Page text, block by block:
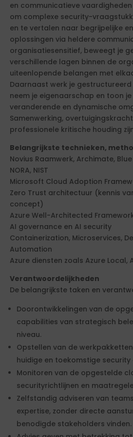
en communicatieve
om complexe security-
en te vertalen naar begrijpelijke
oplossingen via heldere
organisatiesensitief, beweegt je
verschillende lagen binnen de
uiteenlopende belangen met
Daarnaast werk je
neem je eigenaarschap en toon
veranderende en dynamische
Samenwerking,
professionele kritische houding
Belangrijkste technieken,
Novius Raamwerk, Archimate, Blue
NORA, NIST
Microsoft Cloud Adoption
Zero Trust architectuur (kennis
concept)
Azure Well-Architected
AI governance en AI security
Containerization, Microservices,
Automation
Azure diensten zoals Azure Local,
Verantwoordelijkheden
De belangrijkste taken en
Doorontwikkelingen van de
capabilities van strategisch
niveau.
Opstellen van de
huidige en toekomstige security
Monitoren van de opgestelde
securityrichtlijnen en
Zelfstandig adviseren van
expertise, zonder directe
benodigde stakeholders vinden.